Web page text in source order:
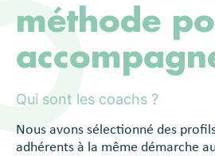
méthode
Qui sont les coachs ?
Nous avons sélectionné des
adhérents à la même démarche